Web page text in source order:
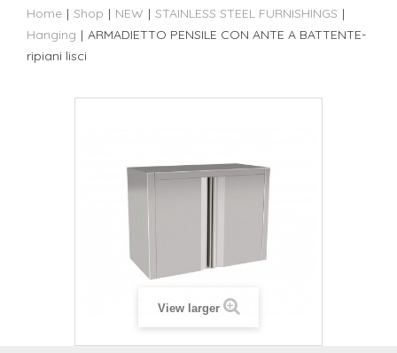
Home | Shop | NEW | STAINLESS STEEL FURNISHINGS |
Hanging | ARMADIETTO PENSILE CON ANTE A BATTENTE-
ripiani lisci
View larger